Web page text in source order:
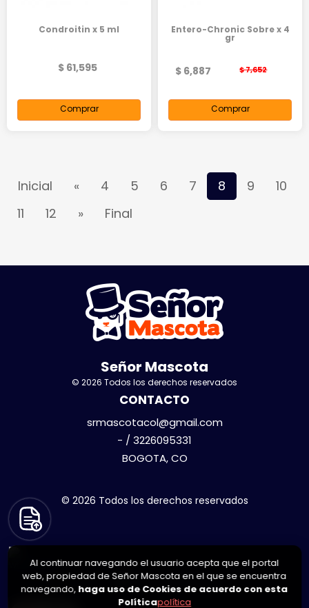
Condroitin x 5 ml
$ 61,595
Comprar
Entero-Chronic Sobre x 4
gr
$ 6,887 $ 7,652
Comprar
Inicial « 4 5 6 7 8 9
10
11
12 » Final
Señor Mascota
© 2026 Todos los derechos reservados
CONTACTO
srmascotacol@gmail.com
- / 3226095331
BOGOTA, CO
© 2026 Todos los derechos reservados
Al continuar navegando el usuario acepta que el portal
web, propiedad de Señor Mascota en el que se encuentra
navegando, haga uso de Cookies de acuerdo con esta
Políticapolítica